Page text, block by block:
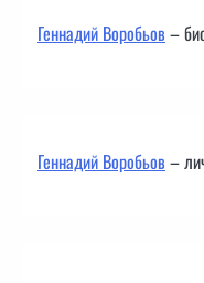
Геннадий Воробьов–
Геннадий Воробьов–